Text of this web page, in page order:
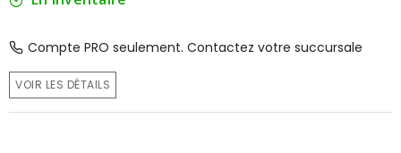
Compte PRO seulement. Contactez votre succursale
VOIR LES DÉTAILS